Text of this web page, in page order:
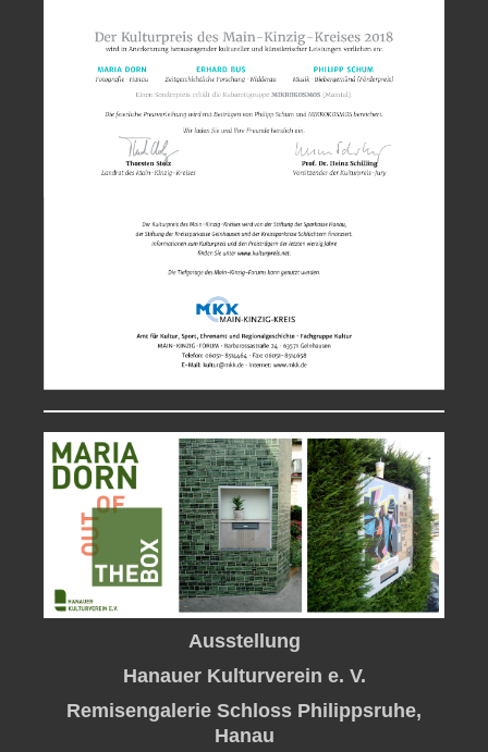
Ausstellung
Hanauer Kulturverein e. V.
Remisengalerie Schloss Philippsruhe,
Hanau